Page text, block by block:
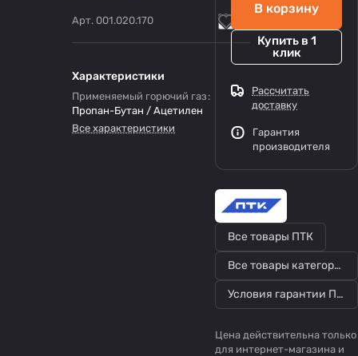
Арт. 001.020.170
Характеристики
Применяемый горючий газ :
Пропан-Бутан / Ацетилен
Все характеристики
В корзину
Купить в 1
клик
Рассчитать
доставку
Гарантия
производителя
Все товары ПТК
Все товары категории
Условия гарантии ПТК
Цена действительна только
для интернет-магазина и